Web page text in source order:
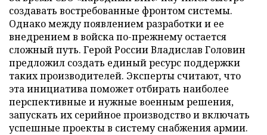
создавать востребованные фронтом системы.
Однако между появлением разработки и ее
внедрением в войска по-прежнему остается
сложный путь. Герой России Владислав Головин
предложил создать единый ресурс поддержки
таких производителей. Эксперты считают, что
эта инициатива поможет отбирать наиболее
перспективные и нужные военным решения,
запускать их серийное производство и включать
успешные проекты в систему снабжения армии.